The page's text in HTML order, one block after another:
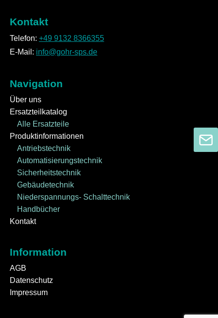
Kontakt
Telefon: +49 9132 8366355
E-Mail: info@gohr-sps.de
Navigation
Über uns
Ersatzteilkatalog
Alle Ersatzteile
Produktinformationen
Antriebstechnik
Automatisierungstechnik
Sicherheitstechnik
Gebäudetechnik
Niederspannungs- Schalttechnik
Handbücher
Kontakt
Information
AGB
Datenschutz
Impressum